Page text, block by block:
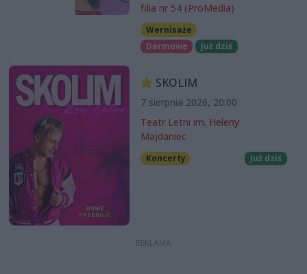
filia nr 54 (ProMedia)
Wernisaże
Darmowe
Już dziś
SKOLIM
7 sierpnia 2026, 20:00
Teatr Letni im. Heleny
Majdaniec
Koncerty Już dziś